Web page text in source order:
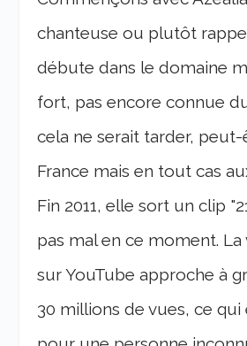
chanteuse ou plutôt
débute dans le domaine
fort, pas encore connue
cela ne serait tarder, peut-
France mais en tout cas
Fin 2011, elle sort un clip
pas mal en ce moment.
sur YouTube approche à
30 millions de vues, ce